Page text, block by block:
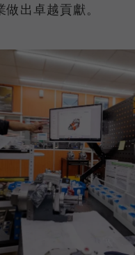
出卓越貢獻。